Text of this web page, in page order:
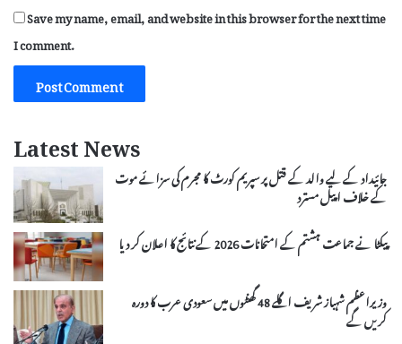
Save my name, email, and website in this browser for the next time
I comment.
Latest News
جائیداد کے لیے والد کے قتل پر سپریم کورٹ کا مجرم کی سزائے موت
کے خلاف اپیل مسترد
پیکٹا نے جماعت ہشتم کے امتحانات 2026 کے نتائج کا اعلان کر دیا
وزیراعظم شہباز شریف اگلے 48 گھنٹوں میں سعودی عرب کا دورہ
کریں گے